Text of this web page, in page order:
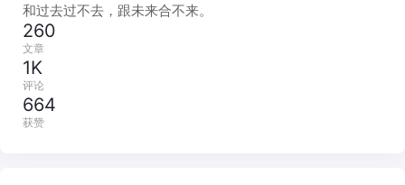
和过去过不去，跟未来合不来。
260
文章
1K
评论
664
获赞